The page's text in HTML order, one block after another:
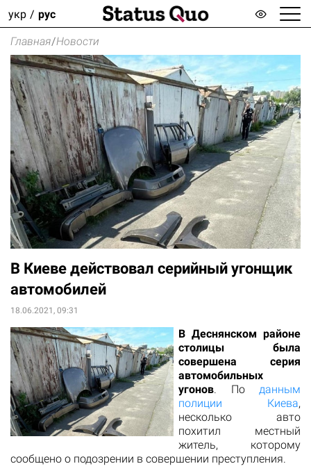
укр рус
Главная/Новости
В Киеве действовал серийный угонщик
автомобилей
18.06.2021, 09:31
В Деснянском районе
столицы была
совершена серия
автомобильных
угонов. По данным
полиции Киева,
несколько авто
похитил местный
житель, которому
сообщено о подозрении в совершении преступления.